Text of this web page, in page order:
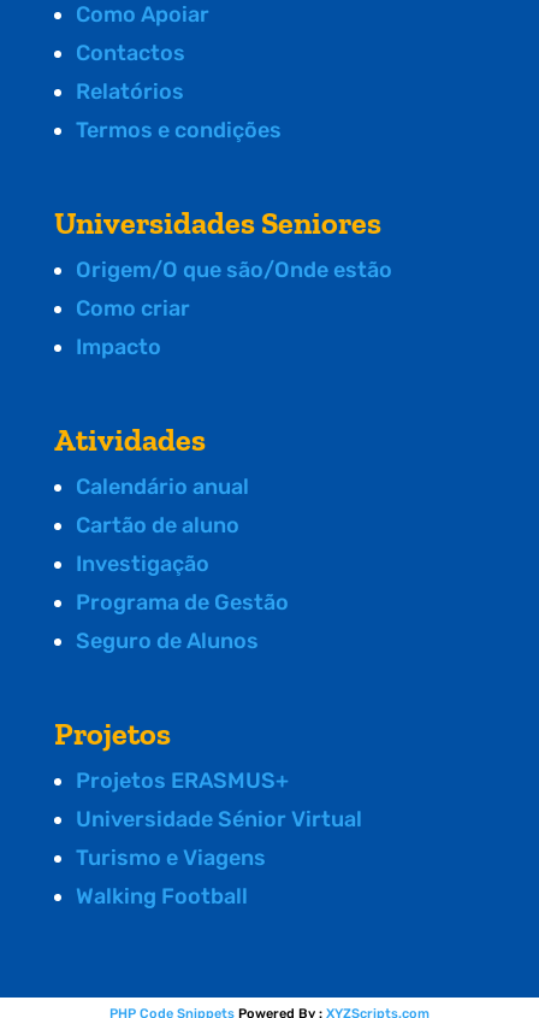
Como Apoiar
Contactos
Relatórios
Termos e condições
Universidades Seniores
Origem/O que são/Onde estão
Como criar
Impacto
Atividades
Calendário anual
Cartão de aluno
Investigação
Programa de Gestão
Seguro de Alunos
Projetos
Projetos ERASMUS+
Universidade Sénior Virtual
Turismo e Viagens
Walking Football
PHP Code Snippets Powered By : XYZScripts.com